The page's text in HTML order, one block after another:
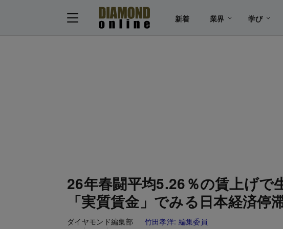
新着 業界 学び
26年春闘平均5.26％の賃上げで
「実質賃金」でみる日本経済停
ダイヤモンド編集部 竹田孝洋: 編集委員